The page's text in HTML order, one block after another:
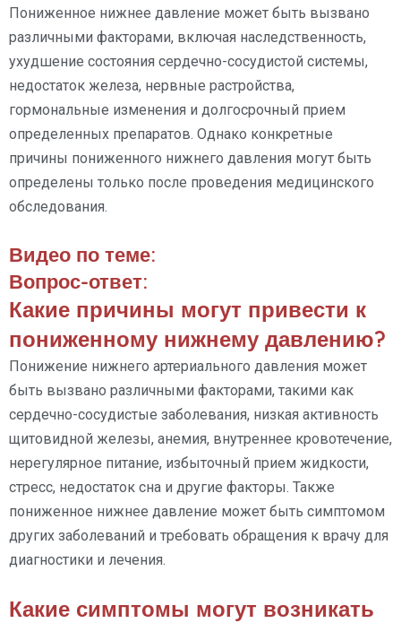
Пониженное нижнее давление может быть вызвано
различными факторами, включая наследственность,
ухудшение состояния сердечно-сосудистой системы,
недостаток железа, нервные растройства,
гормональные изменения и долгосрочный прием
определенных препаратов. Однако конкретные
причины пониженного нижнего давления могут быть
определены только после проведения медицинского
обследования.
Видео по теме:
Вопрос-ответ:
Какие причины могут привести к
пониженному нижнему давлению?
Понижение нижнего артериального давления может
быть вызвано различными факторами, такими как
сердечно-сосудистые заболевания, низкая активность
щитовидной железы, анемия, внутреннее кровотечение,
нерегулярное питание, избыточный прием жидкости,
стресс, недостаток сна и другие факторы. Также
пониженное нижнее давление может быть симптомом
других заболеваний и требовать обращения к врачу для
диагностики и лечения.
Какие симптомы могут возникать